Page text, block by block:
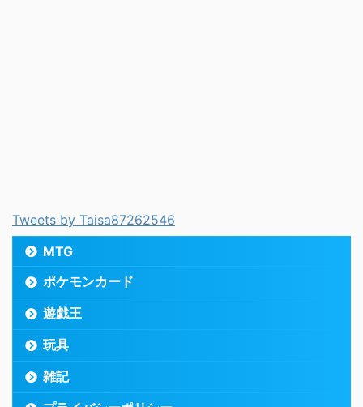
Tweets by Taisa87262546
MTG
ポケモンカード
遊戯王
玩具
雑記